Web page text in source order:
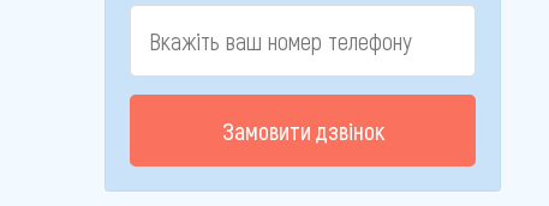
Замовити дзвінок